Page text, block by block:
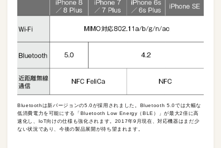
Bluetoothは新バージョンの5.0が採用されました。Bluetooth 5.0では大幅な
低消費電力を可能にする「Bluetooth Low Energy（BLE）」が最大2倍に高
速化し、IoT向けの仕様も強化されます。2017年9月現在、対応機器はまだ少
ない状況であり、今後の製品展開が待ち望まれます。